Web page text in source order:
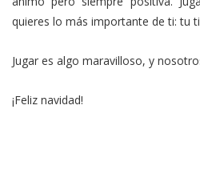
quieres lo más importante de ti: tu
Jugar es algo maravilloso, y
¡Feliz navidad!